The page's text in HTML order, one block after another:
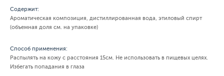
Содержит:
Ароматическая композиция, дистиллированная вода, этиловый спирт
(объемная доля см. на упаковке)
Способ применения:
Распылять на кожу с расстояния 15см. Не использовать в пищевых целях.
Избегать попадания в глаза